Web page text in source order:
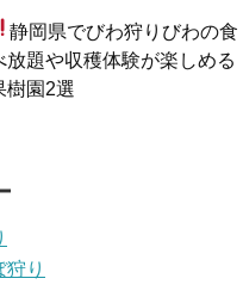
静岡県でびわ狩り びわの食
放題や収穫体験が楽しめる
樹園2選
狩り